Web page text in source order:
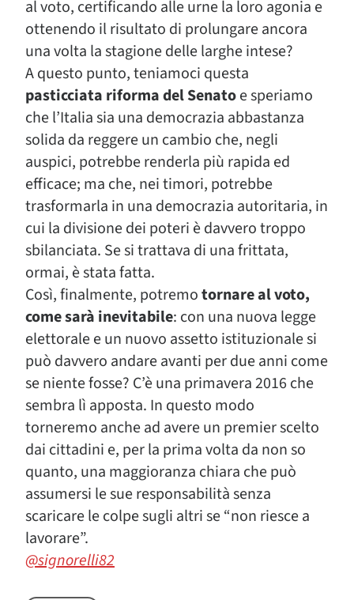
al voto, certificando alle urne la loro agonia e
ottenendo il risultato di prolungare ancora
una volta la stagione delle larghe intese?
A questo punto, teniamoci questa
pasticciata riforma del Senatoe speriamo
che l’Italia sia una democrazia abbastanza
solida da reggere un cambio che, negli
auspici, potrebbe renderla più rapida ed
efficace; ma che, nei timori, potrebbe
trasformarla in una democrazia autoritaria, in
cui la divisione dei poteri è davvero troppo
sbilanciata. Se si trattava di una frittata,
ormai, è stata fatta.
Così, finalmente, potremotornare al voto,
come sarà inevitabile: con una nuova legge
elettorale e un nuovo assetto istituzionale si
può davvero andare avanti per due anni come
se niente fosse? C’è una primavera 2016 che
sembra lì apposta. In questo modo
torneremo anche ad avere un premier scelto
dai cittadini e, per la prima volta da non so
quanto, una maggioranza chiara che può
assumersi le sue responsabilità senza
scaricare le colpe sugli altri se “non riesce a
lavorare”.
@signorelli82